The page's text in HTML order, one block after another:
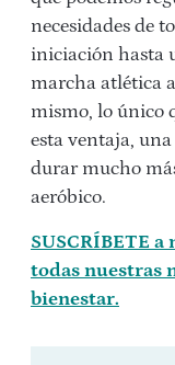
necesidades de
iniciación hasta
marcha atlética
mismo, lo único
esta ventaja, una
durar mucho
aeróbico.
SUSCRÍBETE
todas nuestras
bienestar.